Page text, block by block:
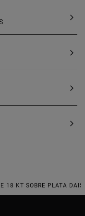
18 KT SOBRE PLATA